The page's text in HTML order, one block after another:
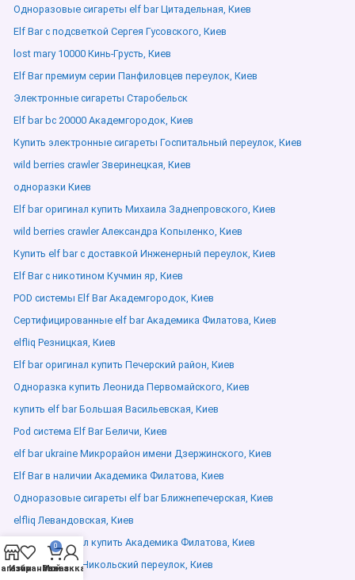
Одноразовые сигареты elf bar Цитадельная, Киев
Elf Bar с подсветкой Сергея Гусовского, Киев
lost mary 10000 Кинь-Грусть, Киев
Elf Bar премиум серии Панфиловцев переулок, Киев
Электронные сигареты Старобельск
Elf bar bc 20000 Академгородок, Киев
Купить электронные сигареты Госпитальный переулок, Киев
wild berries crawler Зверинецкая, Киев
одноразки Киев
Elf bar оригинал купить Михаила Заднепровского, Киев
wild berries crawler Александра Копыленко, Киев
Купить elf bar с доставкой Инженерный переулок, Киев
Elf Bar с никотином Кучмин яр, Киев
POD системы Elf Bar Академгородок, Киев
Сертифицированные elf bar Академика Филатова, Киев
elfliq Резницкая, Киев
Elf bar оригинал купить Печерский район, Киев
Одноразка купить Леонида Первомайского, Киев
купить elf bar Большая Васильевская, Киев
Pod система Elf Bar Беличи, Киев
elf bar ukraine Микрорайон имени Дзержинского, Киев
Elf Bar в наличии Академика Филатова, Киев
Одноразовые сигареты elf bar Ближнепечерская, Киев
elfliq Левандовская, Киев
Elf bar оригинал купить Академика Филатова, Киев
elf bar elfx pro Никольский переулок, Киев
Избранное
0
Заказ
Мой аккаунт